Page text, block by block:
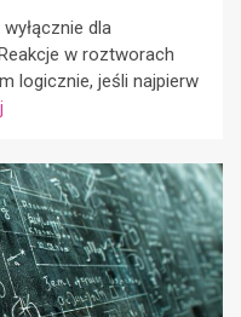
dla
w roztworach
logicznie, jeśli najpierw